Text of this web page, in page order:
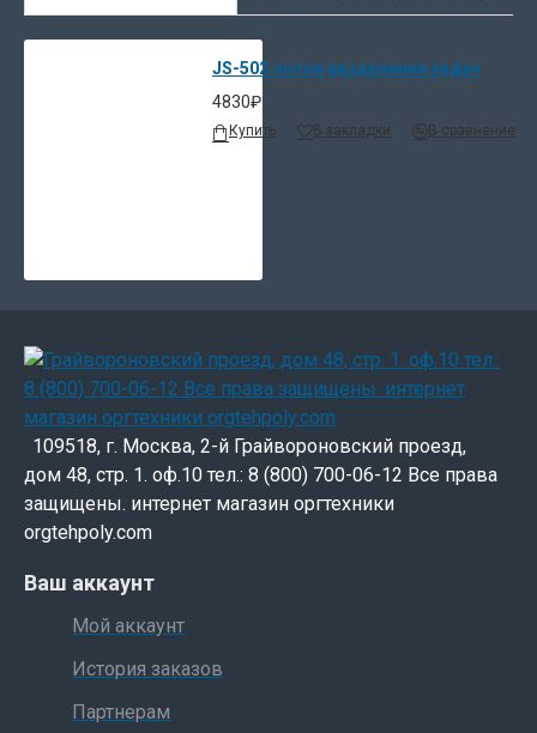
JS-502 лоток разделения задач
4830₽
Купить В закладки В сравнение
109518, г. Москва, 2-й Грайвороновский проезд,
дом 48, стр. 1. оф.10 тел.: 8 (800) 700-06-12 Все права
защищены. интернет магазин оргтехники
orgtehpoly.com
Ваш аккаунт
Мой аккаунт
История заказов
Партнерам